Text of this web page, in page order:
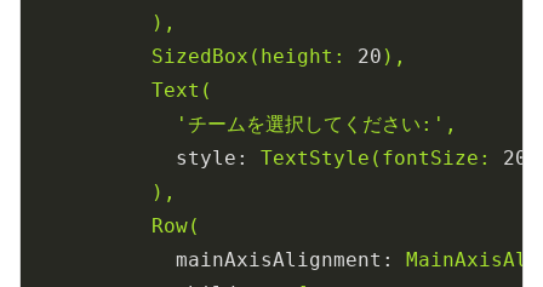
),
SizedBox(height:
20 ),
Text(
'チームを選択してください:' ,
style:
TextStyle(fontSize: 20
),
Row(
mainAxisAlignment: